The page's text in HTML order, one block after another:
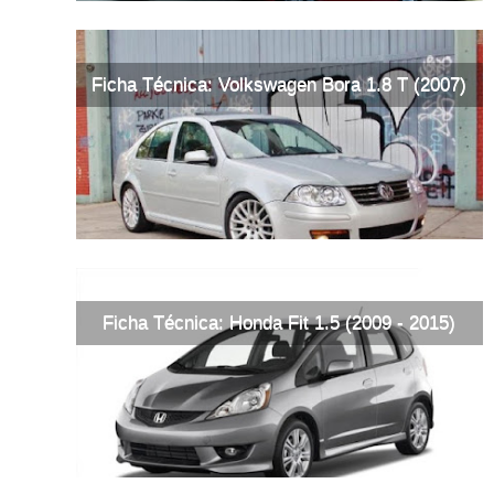
Ficha Técnica: Volkswagen Bora 1.8 T (2007)
Ficha Técnica: Honda Fit 1.5 (2009 - 2015)